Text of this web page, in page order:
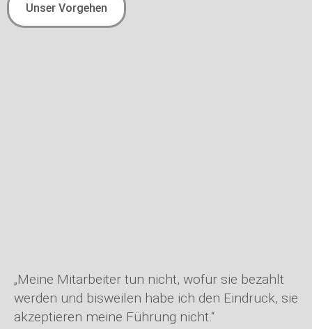
Unser Vorgehen
„Meine Mitarbeiter tun nicht, wofür sie bezahlt
werden und bisweilen habe ich den Eindruck, sie
akzeptieren meine Führung nicht.“